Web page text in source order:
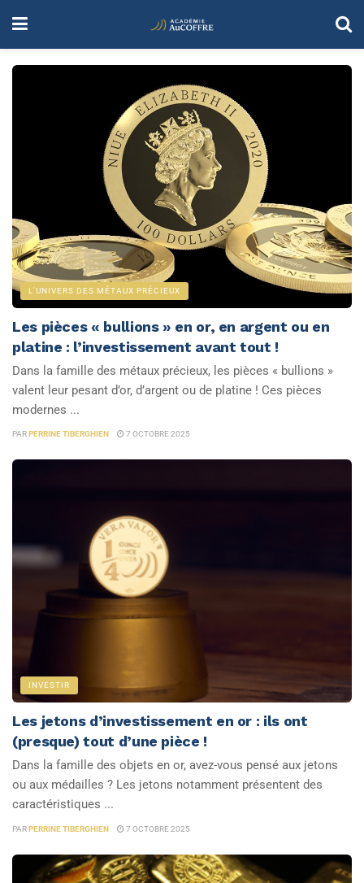
L'UNIVERS DES MÉTAUX PRÉCIEUX
Les pièces « bullions » en or, en argent ou en
platine : l’investissement avant tout !
Dans la famille des métaux précieux, les pièces « bullions »
valent leur pesant d’or, d’argent ou de platine ! Ces pièces
modernes ...
PAR PERRINE TIBERGHIEN 7 OCTOBRE 2025
INVESTIR
Les jetons d’investissement en or : ils ont
(presque) tout d’une pièce !
Dans la famille des objets en or, avez-vous pensé aux jetons
ou aux médailles ? Les jetons notamment présentent des
caractéristiques ...
PARPERRINE TIBERGHIEN 7 OCTOBRE 2025